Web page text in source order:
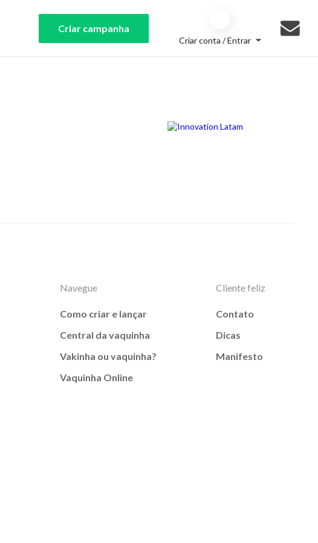
Criar campanha
Criar conta / Entrar
Navegue
Como criar e lançar
Central da vaquinha
Vakinha ou vaquinha?
Vaquinha Online
Cliente feliz
Contato
Dicas
Manifesto